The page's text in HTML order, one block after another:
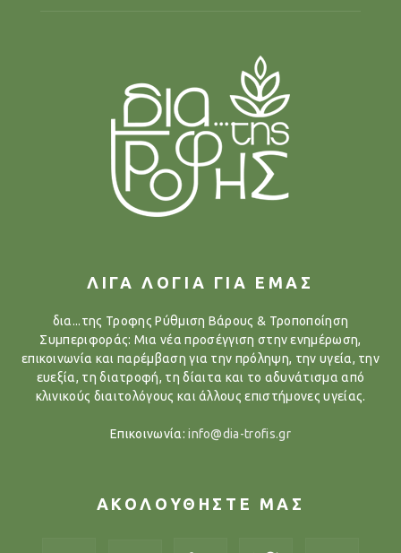
ΛΙΓΑ ΛΟΓΙΑ ΓΙΑ ΕΜΑΣ
δια...της Τροφης Ρύθμιση Βάρους & Τροποποίηση
Συμπεριφοράς: Μια νέα προσέγγιση στην ενημέρωση,
επικοινωνία και παρέμβαση για την πρόληψη, την υγεία, την
ευεξία, τη διατροφή, τη δίαιτα και το αδυνάτισμα από
κλινικούς διαιτολόγους και άλλους επιστήμονες υγείας.
Επικοινωνία:info@dia-trofis.gr
ΑΚΟΛΟΥΘΗΣΤΕ ΜΑΣ